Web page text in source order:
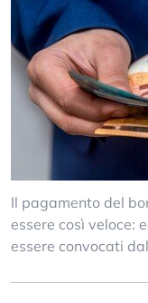
Il pagamento del
essere così veloce:
essere convocati